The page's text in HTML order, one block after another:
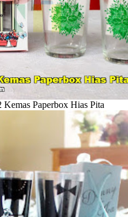
Paperbox Hias Pita